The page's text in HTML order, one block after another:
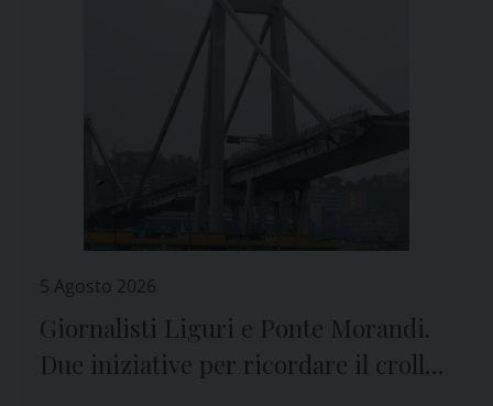
5 Agosto 2026
Giornalisti Liguri e Ponte Morandi.
Due iniziative per ricordare il crollo